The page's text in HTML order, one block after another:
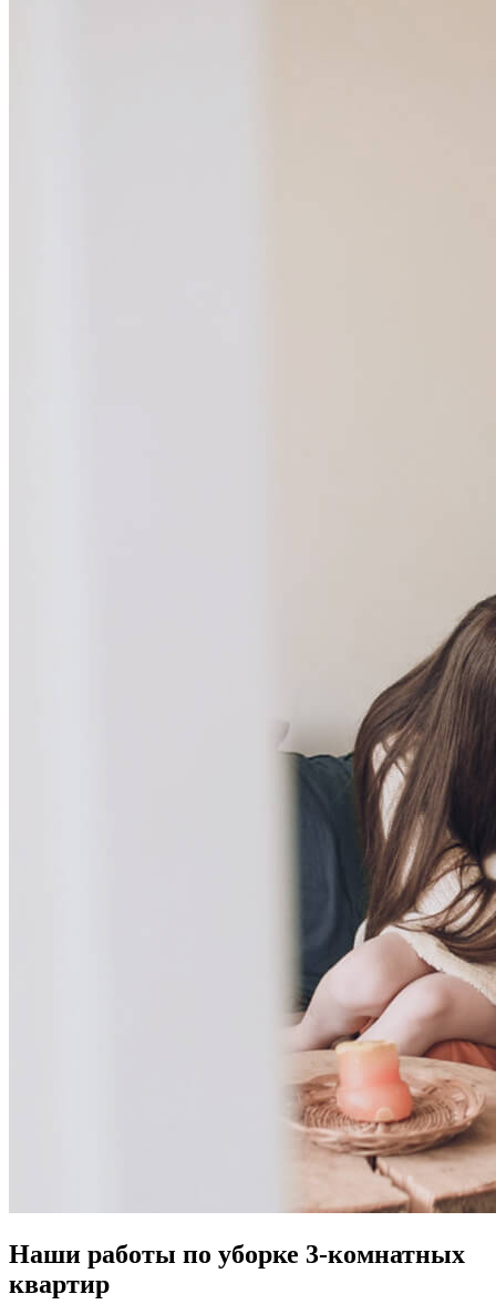
Наши работы по уборке 3-комнатных
квартир